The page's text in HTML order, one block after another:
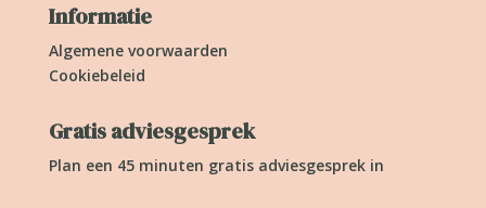
Informatie
Algemene voorwaarden
Cookiebeleid
Gratis adviesgesprek
Plan een 45 minuten gratis adviesgesprek in